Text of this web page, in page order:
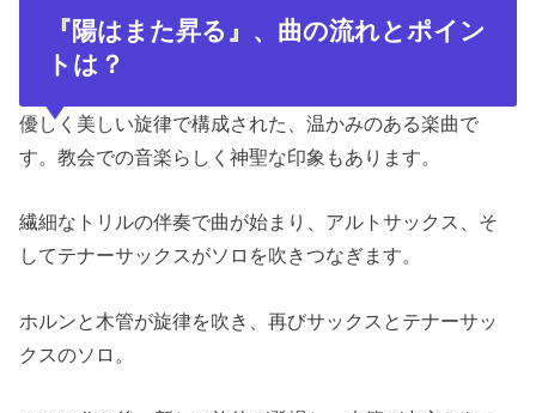
『陽はまた昇る 』 、 曲の流れとポイン
トは？
優しく美しい旋律で構成された、温かみのある楽曲で
す。教会での音楽らしく神聖な印象もあります。
繊細なトリルの伴奏で曲が始まり、アルトサックス、そ
してテナーサックスがソロを吹きつなぎます。
ホルンと木管が旋律を吹き、再びサックスとテナーサッ
クスのソロ。